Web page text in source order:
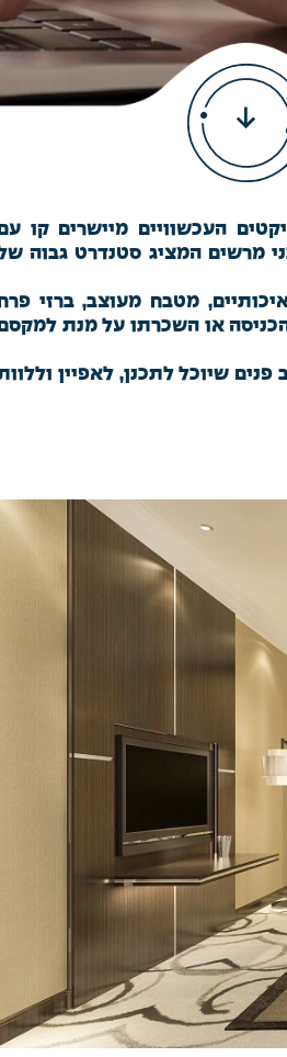
העכשוויים מיישרים קו
מרשים המציג סטנדרט גבוה
מטבח מעוצב, ברזי
הכניסה או השכרתו על מנת
שיוכל לתכנן, לאפיין